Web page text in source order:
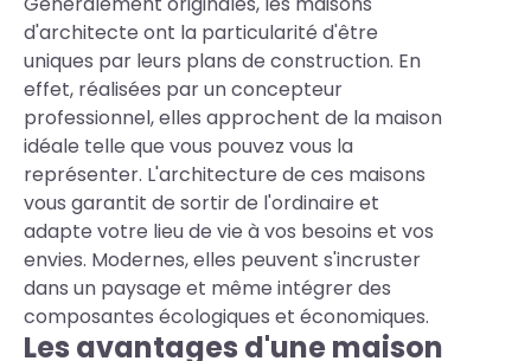
d'architecte ont la particularité d'être
uniques par leurs plans de construction. En
effet, réalisées par un concepteur
professionnel, elles approchent de la maison
idéale telle que vous pouvez vous la
représenter. L'architecture de ces maisons
vous garantit de sortir de l'ordinaire et
adapte votre lieu de vie à vos besoins et vos
envies. Modernes, elles peuvent s'incruster
dans un paysage et même intégrer des
composantes écologiques et économiques.
Les avantages d'une maison